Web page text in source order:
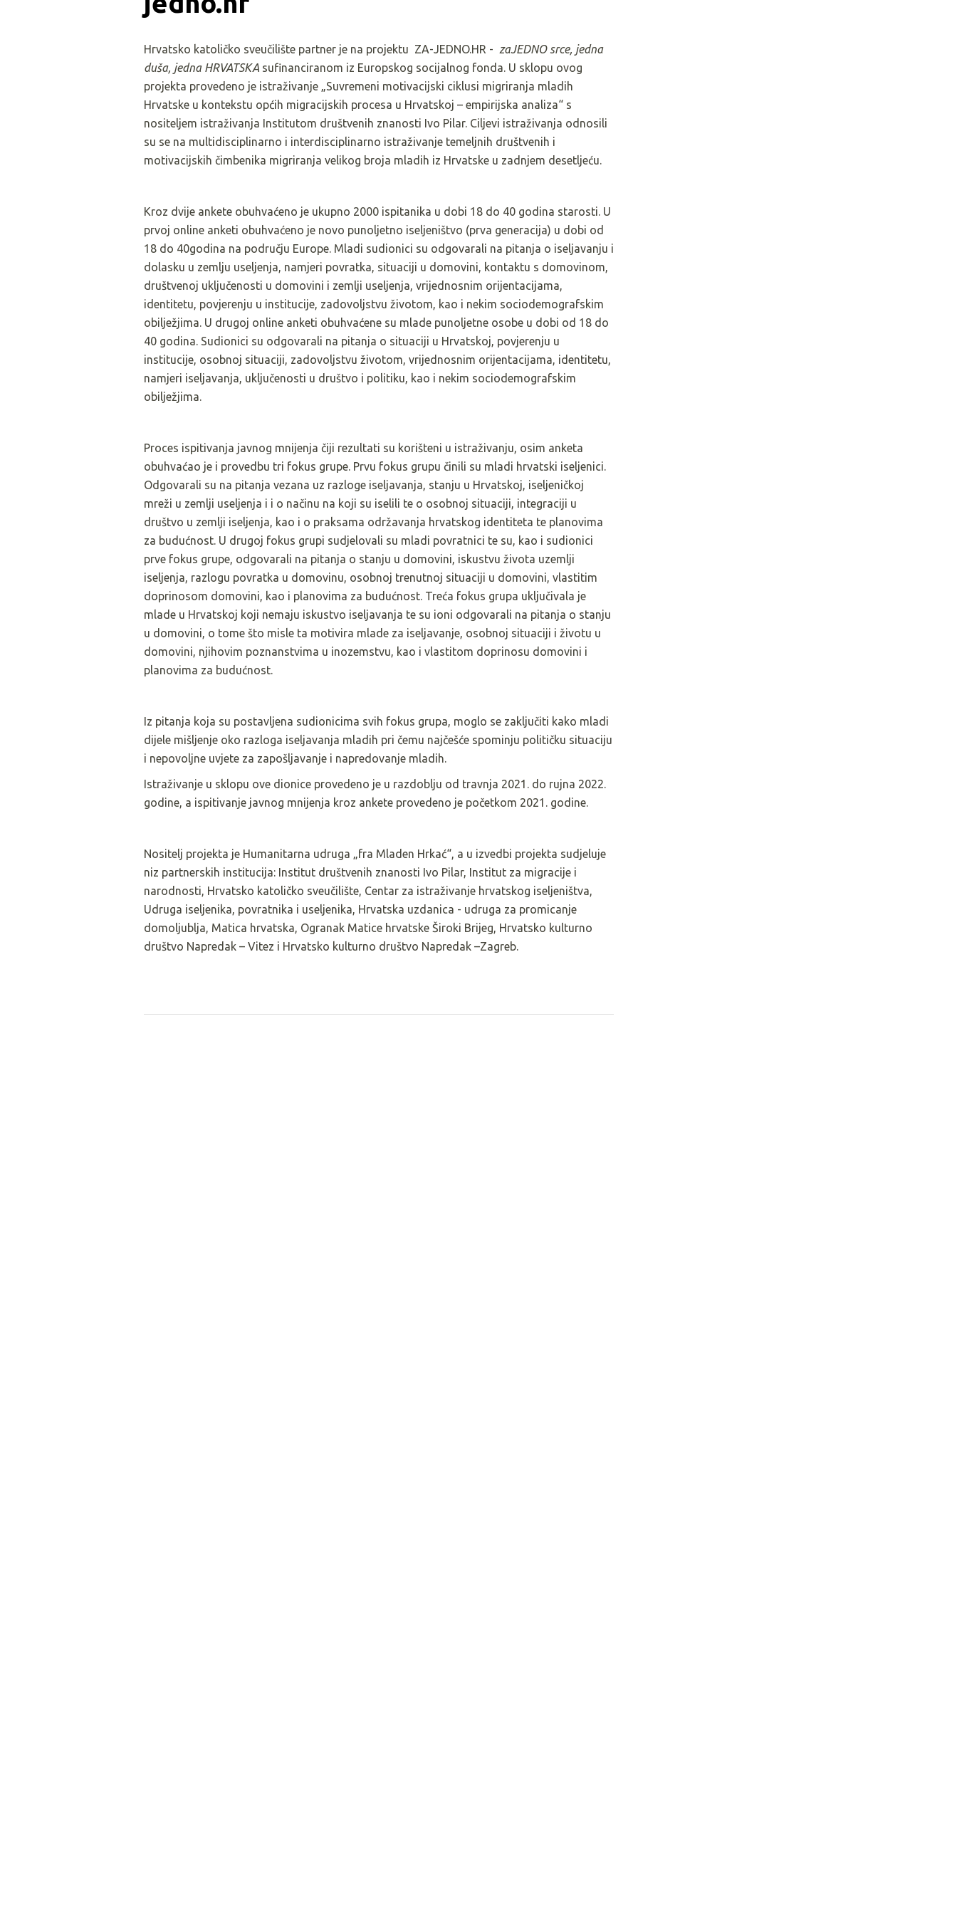
Hrvatsko katoličko sveučilište partner je na projektu ZA-JEDNO.HR - zaJEDNO srce, jedna
duša, jedna HRVATSKA sufinanciranom iz Europskog socijalnog fonda. U sklopu ovog
projekta provedeno je istraživanje „Suvremeni motivacijski ciklusi migriranja mladih
Hrvatske u kontekstu općih migracijskih procesa u Hrvatskoj – empirijska analiza“ s
nositeljem istraživanja Institutom društvenih znanosti Ivo Pilar. Ciljevi istraživanja odnosili
su se na multidisciplinarno i interdisciplinarno istraživanje temeljnih društvenih i
motivacijskih čimbenika migriranja velikog broja mladih iz Hrvatske u zadnjem desetljeću.
Kroz dvije ankete obuhvaćeno je ukupno 2000 ispitanika u dobi 18 do 40 godina starosti. U
prvoj online anketi obuhvaćeno je novo punoljetno iseljeništvo (prva generacija) u dobi od
18 do 40godina na području Europe. Mladi sudionici su odgovarali na pitanja o iseljavanju i
dolasku u zemlju useljenja, namjeri povratka, situaciji u domovini, kontaktu s domovinom,
društvenoj uključenosti u domovini i zemlji useljenja, vrijednosnim orijentacijama,
identitetu, povjerenju u institucije, zadovoljstvu životom, kao i nekim sociodemografskim
obilježjima. U drugoj online anketi obuhvaćene su mlade punoljetne osobe u dobi od 18 do
40 godina. Sudionici su odgovarali na pitanja o situaciji u Hrvatskoj, povjerenju u
institucije, osobnoj situaciji, zadovoljstvu životom, vrijednosnim orijentacijama, identitetu,
namjeri iseljavanja, uključenosti u društvo i politiku, kao i nekim sociodemografskim
obilježjima.
Proces ispitivanja javnog mnijenja čiji rezultati su korišteni u istraživanju, osim anketa
obuhvaćao je i provedbu tri fokus grupe. Prvu fokus grupu činili su mladi hrvatski iseljenici.
Odgovarali su na pitanja vezana uz razloge iseljavanja, stanju u Hrvatskoj, iseljeničkoj
mreži u zemlji useljenja i i o načinu na koji su iselili te o osobnoj situaciji, integraciji u
društvo u zemlji iseljenja, kao i o praksama održavanja hrvatskog identiteta te planovima
za budućnost. U drugoj fokus grupi sudjelovali su mladi povratnici te su, kao i sudionici
prve fokus grupe, odgovarali na pitanja o stanju u domovini, iskustvu života uzemlji
iseljenja, razlogu povratka u domovinu, osobnoj trenutnoj situaciji u domovini, vlastitim
doprinosom domovini, kao i planovima za budućnost. Treća fokus grupa uključivala je
mlade u Hrvatskoj koji nemaju iskustvo iseljavanja te su ioni odgovarali na pitanja o stanju
u domovini, o tome što misle ta motivira mlade za iseljavanje, osobnoj situaciji i životu u
domovini, njihovim poznanstvima u inozemstvu, kao i vlastitom doprinosu domovini i
planovima za budućnost.
Iz pitanja koja su postavljena sudionicima svih fokus grupa, moglo se zaključiti kako mladi
dijele mišljenje oko razloga iseljavanja mladih pri čemu najčešće spominju političku situaciju
i nepovoljne uvjete za zapošljavanje i napredovanje mladih.
Istraživanje u sklopu ove dionice provedeno je u razdoblju od travnja 2021. do rujna 2022.
godine, a ispitivanje javnog mnijenja kroz ankete provedeno je početkom 2021. godine.
Nositelj projekta je Humanitarna udruga „fra Mladen Hrkać“, a u izvedbi projekta sudjeluje
niz partnerskih institucija: Institut društvenih znanosti Ivo Pilar, Institut za migracije i
narodnosti, Hrvatsko katoličko sveučilište, Centar za istraživanje hrvatskog iseljeništva,
Udruga iseljenika, povratnika i useljenika, Hrvatska uzdanica - udruga za promicanje
domoljublja, Matica hrvatska, Ogranak Matice hrvatske Široki Brijeg, Hrvatsko kulturno
društvo Napredak – Vitez i Hrvatsko kulturno društvo Napredak –Zagreb.